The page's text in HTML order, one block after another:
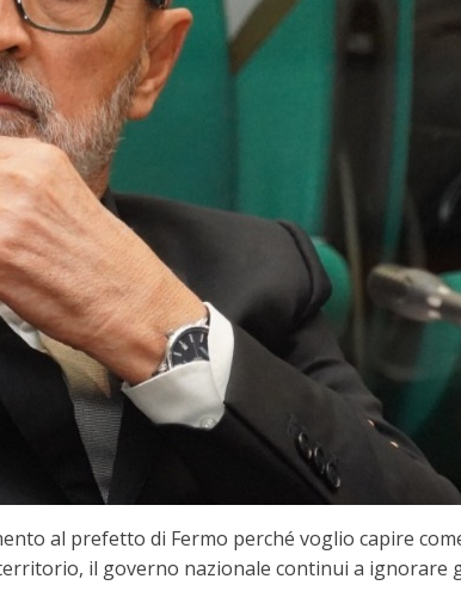
al prefetto di Fermo perché voglio capire
il governo nazionale continui a ignorare